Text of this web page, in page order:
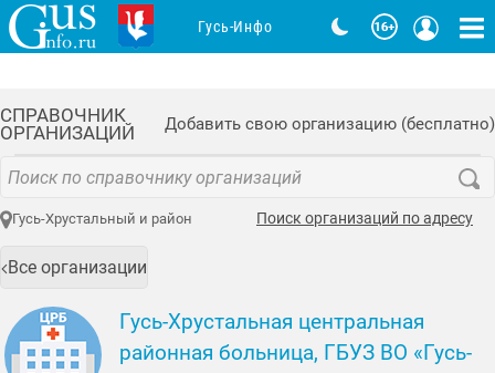
СПРАВОЧНИК
ОРГАНИЗАЦИЙ
Добавить свою организацию (бесплатно)
Гусь-Хрустальный и район Поиск организаций по адресу
Все организации
Гусь-Хрустальная центральная
районная больница, ГБУЗ ВО «Гусь-
Гусь-Инфо